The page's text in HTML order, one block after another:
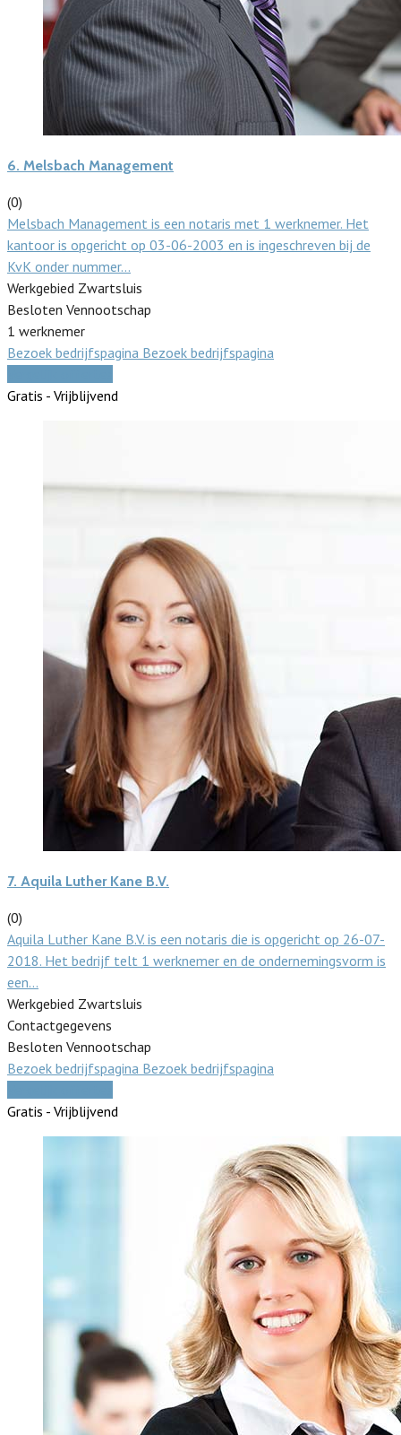
6. Melsbach Management
(0)
Melsbach Management is een notaris met 1 werknemer. Het
kantoor is opgericht op 03-06-2003 en is ingeschreven bij de
KvK onder nummer…
Werkgebied Zwartsluis
Besloten Vennootschap
1 werknemer
Bezoek bedrijfspagina Bezoek bedrijfspagina
Gratis - Vrijblijvend
7. Aquila Luther Kane B.V.
(0)
Aquila Luther Kane B.V. is een notaris die is opgericht op 26-07-
2018. Het bedrijf telt 1 werknemer en de ondernemingsvorm is
een…
Werkgebied Zwartsluis
Contactgegevens
Besloten Vennootschap
Bezoek bedrijfspagina Bezoek bedrijfspagina
Gratis - Vrijblijvend